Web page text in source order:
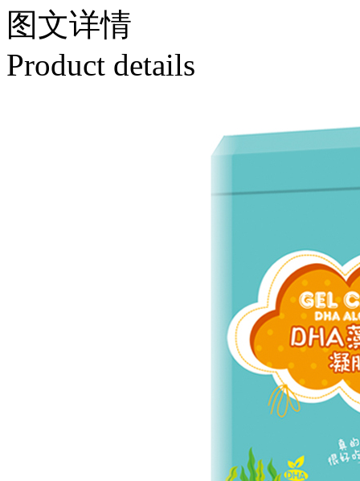
图文详情
Product details